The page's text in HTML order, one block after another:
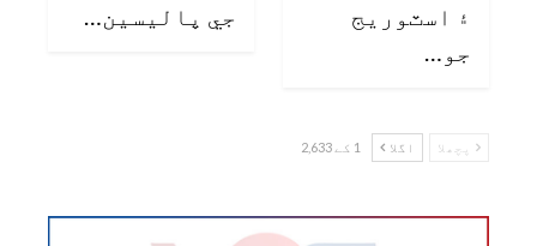
۽ اسٽوريج
جو…
جي پاليسين…
پچھلا اگلا 1 کے 2,633